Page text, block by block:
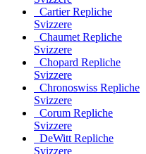
Cartier Repliche
Svizzere
Chaumet Repliche
Svizzere
Chopard Repliche
Svizzere
Chronoswiss Repliche
Svizzere
Corum Repliche
Svizzere
DeWitt Repliche
Svizzere